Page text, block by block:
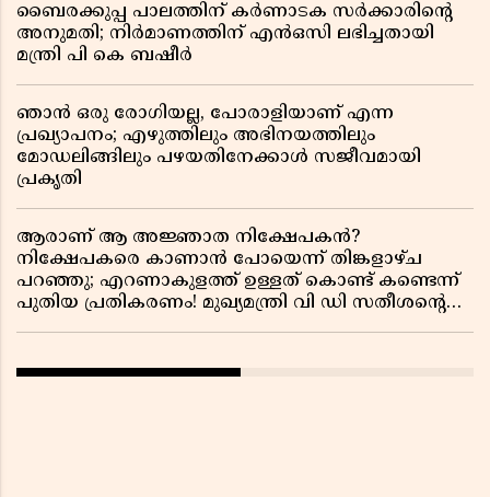
ബൈരക്കുപ്പ പാലത്തിന് കർണാടക സർക്കാരിൻ്റെ
അനുമതി; നിർമാണത്തിന് എൻഒസി ലഭിച്ചതായി
മന്ത്രി പി കെ ബഷീർ
ഞാൻ ഒരു രോഗിയല്ല, പോരാളിയാണ് എന്ന
പ്രഖ്യാപനം; എഴുത്തിലും അഭിനയത്തിലും
മോഡലിങ്ങിലും പഴയതിനേക്കാൾ സജീവമായി
പ്രകൃതി
ആരാണ് ആ അജ്ഞാത നിക്ഷേപകൻ?
നിക്ഷേപകരെ കാണാൻ പോയെന്ന് തിങ്കളാഴ്ച
പറഞ്ഞു; എറണാകുളത്ത് ഉള്ളത് കൊണ്ട് കണ്ടെന്ന്
പുതിയ പ്രതികരണം! മുഖ്യമന്ത്രി വി ഡി സതീശന്റെ